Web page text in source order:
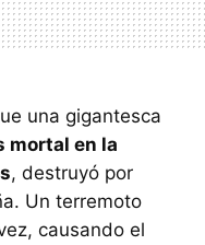
una gigantesca
mortal en la
, destruyó por
Un terremoto
causando el